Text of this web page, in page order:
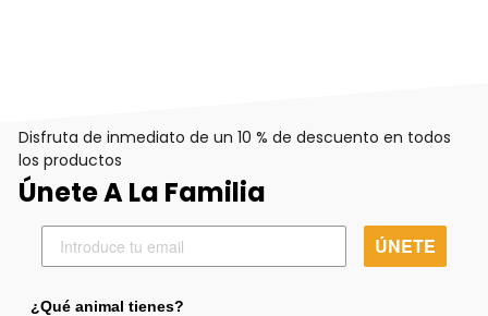
Disfruta de inmediato de un 10 % de descuento en todos
los productos
Únete A La Familia
ÚNETE
¿Qué animal tienes?